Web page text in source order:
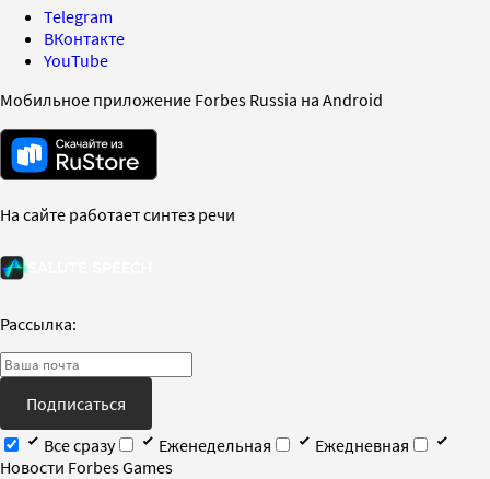
Telegram
ВКонтакте
YouTube
Мобильное приложение Forbes Russia на Android
На сайте работает синтез речи
Рассылка:
Подписаться
Все сразу
Еженедельная
Ежедневная
Новости Forbes Games